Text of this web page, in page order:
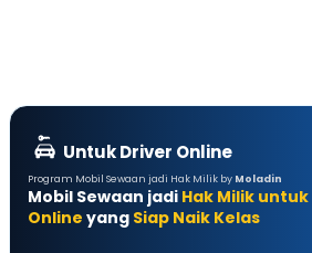
Untuk Driver Online
Program Mobil Sewaan jadi Hak Milik by Moladin
Mobil Sewaan jadi Hak Milik untuk
Online yang Siap Naik Kelas